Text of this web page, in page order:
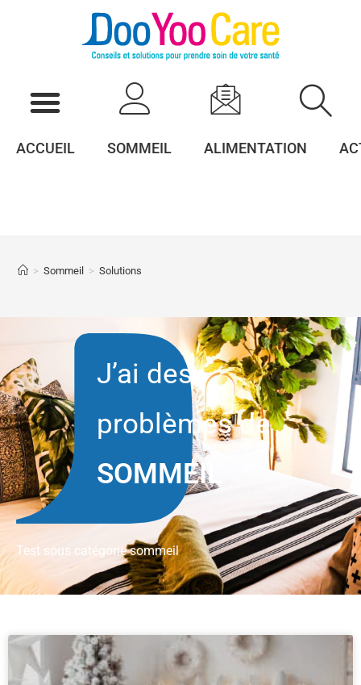
ACCUEIL SOMMEIL ALIMENTATION
> Sommeil > Solutions
J’ai des
problèmes de
SOMMEIL
Test sous catégorie sommeil